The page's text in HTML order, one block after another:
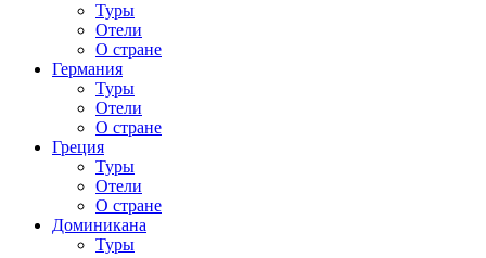
Туры
Отели
О стране
Германия
Туры
Отели
О стране
Греция
Туры
Отели
О стране
Доминикана
Туры